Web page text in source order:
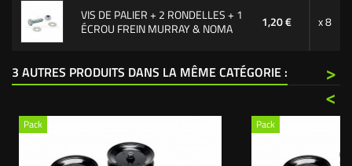
VIS DE PALIER + 2 RONDELLES + 1
ÉCROU FREIN MURRAY & NOMA
1,20 € x 8
3 AUTRES PRODUITS DANS LA MÊME CATÉGORIE :
>
<
Pack Pack